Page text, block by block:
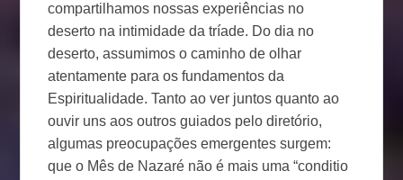
compartilhamos nossas experiências no
deserto na intimidade da tríade. Do dia no
deserto, assumimos o caminho de olhar
atentamente para os fundamentos da
Espiritualidade. Tanto ao ver juntos quanto ao
ouvir uns aos outros guiados pelo diretório,
algumas preocupações emergentes surgem:
que o Mês de Nazaré não é mais uma “conditio